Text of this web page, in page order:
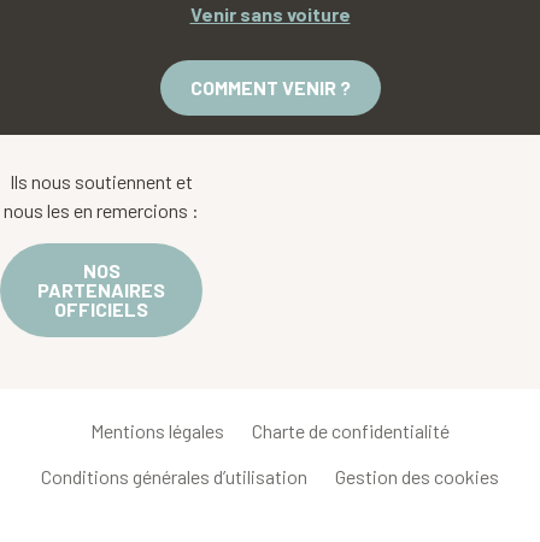
Venir sans voiture
COMMENT VENIR ?
Ils nous soutiennent et
nous les en remercions :
NOS
PARTENAIRES
OFFICIELS
Mentions légales Charte de confidentialité
Conditions générales d’utilisation Gestion des cookies